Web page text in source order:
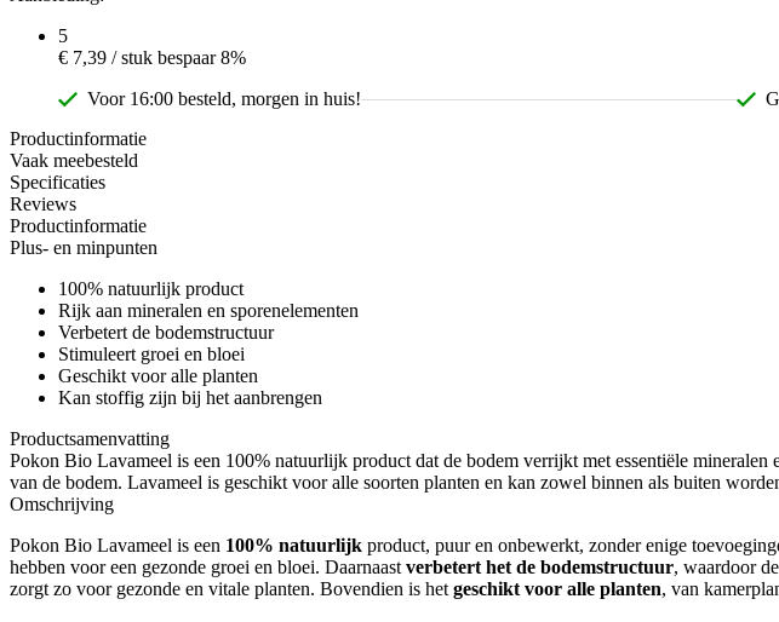
5
€ 7,39 / stuk bespaar 8%
Voor 16:00 besteld, morgen in huis!
Productinformatie
Vaak meebesteld
Specificaties
Reviews
Productinformatie
Plus- en minpunten
100% natuurlijk product
Rijk aan mineralen en sporenelementen
Verbetert de bodemstructuur
Stimuleert groei en bloei
Geschikt voor alle planten
Kan stoffig zijn bij het aanbrengen
Productsamenvatting
Pokon Bio Lavameel is een 100% natuurlijk product dat de bodem verrijkt met essentiële
van de bodem. Lavameel is geschikt voor alle soorten planten en kan zowel binnen als buiten
Omschrijving
Pokon Bio Lavameel is een 100% natuurlijk product, puur en onbewerkt, zonder enige
hebben voor een gezonde groei en bloei. Daarnaast verbetert het de bodemstructuur, waardoor
zorgt zo voor gezonde en vitale planten. Bovendien is het geschikt voor alle planten, van